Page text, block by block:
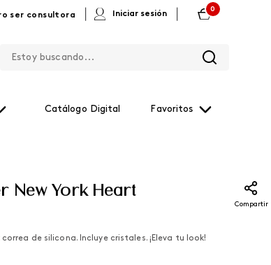
ser consultora Iniciar sesión
0
Catálogo Digital Favoritos
New York Heart
Compartir
de silicona. Incluye cristales. ¡Eleva tu look!